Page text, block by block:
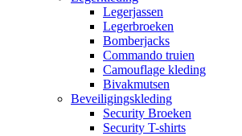
Legerjassen
Legerbroeken
Bomberjacks
Commando truien
Camouflage kleding
Bivakmutsen
Beveiligingskleding
Security Broeken
Security T-shirts